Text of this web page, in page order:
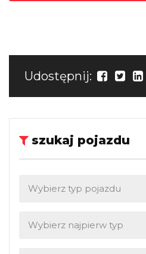
Udostępnij:
szukaj pojazdu